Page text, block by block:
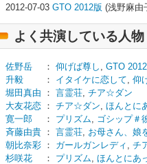
2012-07-03 GTO 2012版 (浅野麻由
よく共演している人物
佐野岳 ： 仰げば尊し , GTO
升毅
： イタイケに恋して, 仰
堀田真由 ： 言霊荘, チア☆ダン
大友花恋 ： チア☆ダン, ほんとに
寛一郎
： プリズム, ゴシップ＃
斉藤由貴 ： 言霊荘, お母さん、娘
朝比奈彩 ： ガールガンレディ , チ
杉咲花
： プリズム, ほんとにあ